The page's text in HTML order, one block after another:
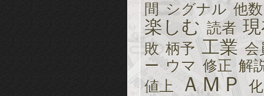
間 シグナル 他数
楽しむ 読者
敗 柄予 工業 会
ー ウマ 修正 解
値上 ＡＭＰ